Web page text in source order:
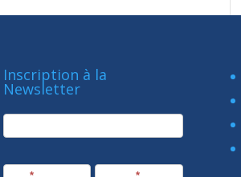
Inscription à la
Newsletter
newsletter